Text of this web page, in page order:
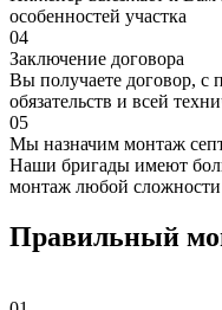
особенностей участка
04
Заключение договора
Вы получаете договор, с
обязательств и всей
05
Мы назначим монтаж
Наши бригады имеют
монтаж любой сложности
Правильный